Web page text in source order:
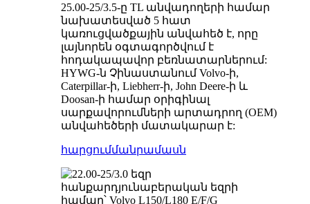
25.00-25/3.5-ը TL անվադողերի համար
նախատեսված 5 հատ
կառուցվածքային անվահեծ է, որը
լայնորեն օգտագործվում է
հոդակապավոր բեռնատարներում:
HYWG-ն Չինաստանում Volvo-ի,
Caterpillar-ի, Liebherr-ի, John Deere-ի և
Doosan-ի համար օրիգինալ
սարքավորումների արտադրող (OEM)
անվահեծերի մատակարար է:
հարցումմանրամասն